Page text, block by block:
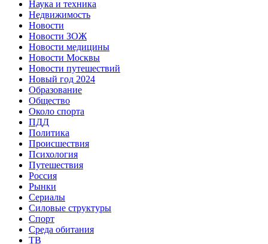
Наука и техника
Недвижимость
Новости
Новости ЗОЖ
Новости медицины
Новости Москвы
Новости путешествий
Новый год 2024
Образование
Общество
Около спорта
ПДД
Политика
Происшествия
Психология
Путешествия
Россия
Рынки
Сериалы
Силовые структуры
Спорт
Среда обитания
ТВ